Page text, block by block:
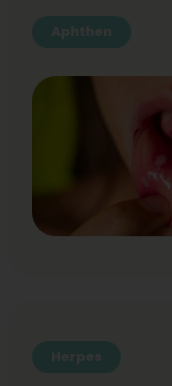
Aphthen
Herpes